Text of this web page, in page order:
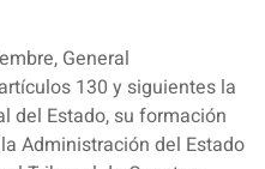
General
130 y siguientes la
del Estado, su formación
Administración del Estado